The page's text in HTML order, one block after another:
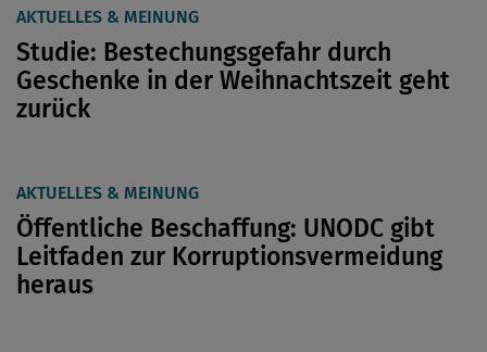
AKTUELLES & MEINUNG
Studie: Bestechungsgefahr durch
Geschenke in der Weihnachtszeit geht
zurück
AKTUELLES & MEINUNG
Öffentliche Beschaffung: UNODC gibt
Leitfaden zur Korruptionsvermeidung
heraus